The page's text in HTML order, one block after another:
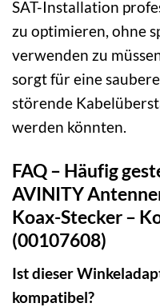
SAT-Installation
zu optimieren, ohne
verwenden zu
sorgt für eine
störende
werden könnten.
FAQ – Häufig
AVINITY
Koax-Stecker –
(00107608)
Ist dieser
kompatibel?